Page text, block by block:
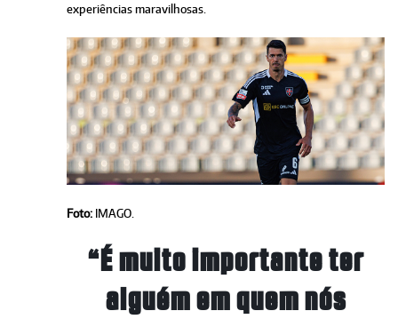
experiências maravilhosas.
Foto: IMAGO.
“É muito importante ter
alguém em quem nós